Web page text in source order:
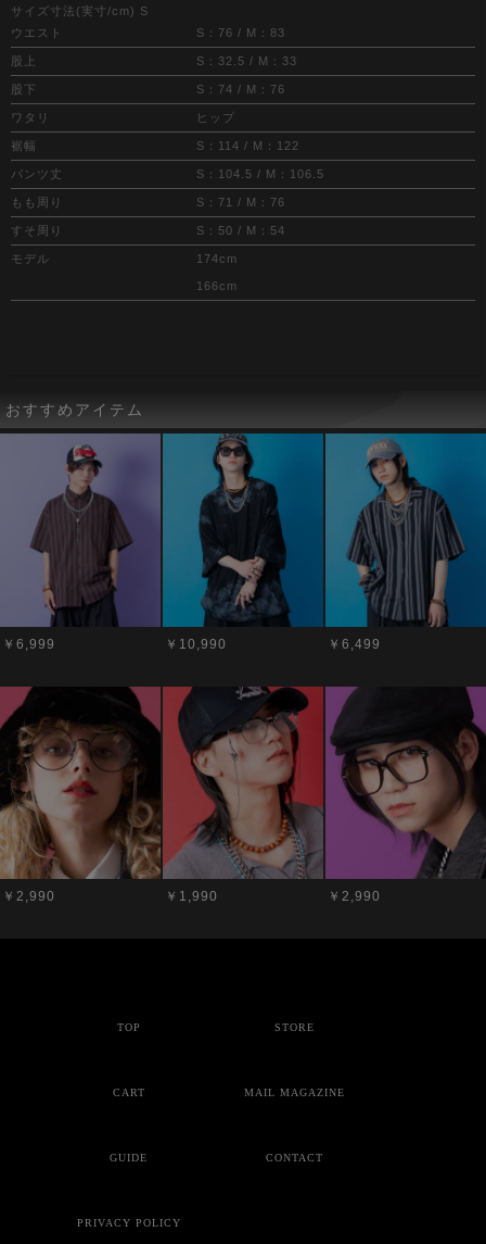
サイズ寸法(実寸/cm) S
ウエスト
S：76 / M：83
股上 S：32.5 / M：33
股下 S：74 / M：76
ワタリ ヒップ
裾幅 S：114 / M：122
パンツ丈 S：104.5 / M：106.5
もも周り S：71 / M：76
すそ周り S：50 / M：54
モデル 174cm
166cm
おすすめアイテム
￥6,999 ￥10,990 ￥6,499
￥2,990 ￥1,990 ￥2,990
TOP STORE
CART MAIL MAGAZINE
GUIDE CONTACT
PRIVACY POLICY